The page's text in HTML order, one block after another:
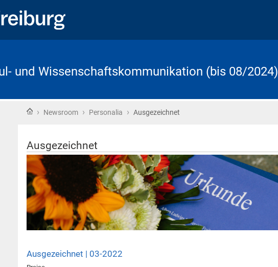
und Wissenschaftskommunikation (bis 08/2024)
Startseite
› Newsroom › Personalia › Ausgezeichnet
Ausgezeichnet
Ausgezeichnet | 03-2022